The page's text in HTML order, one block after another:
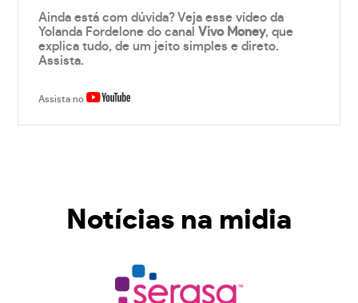
Ainda está com dúvida? Veja esse vídeo da
Yolanda Fordelone do canalVivo Money, que
explica tudo, de um jeito simples e direto.
Assista.
Assista no
Notícias na midia